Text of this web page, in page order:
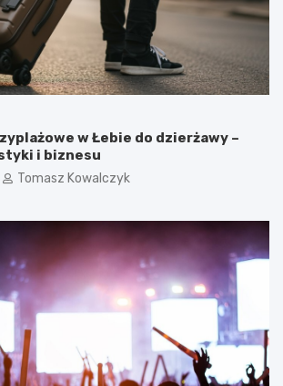
w Łebie do dzierżawy –
i biznesu
Tomasz Kowalczyk